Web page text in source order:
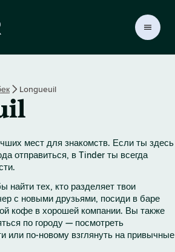
а
с
р
а
н
ц
а
T
i
n
Longueuil
мест для знакомств. Если ты здесь
отправиться, в Tinder ты всегда
найти тех, кто разделяет твои
с новыми друзьями, посиди в баре
кофе в хорошей компании. Вы также
по городу — посмотреть
или по-новому взглянуть на привычные